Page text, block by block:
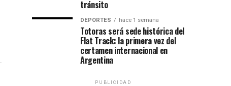
tránsito
DEPORTES hace 1 semana
Totoras será sede histórica del
Flat Track: la primera vez del
certamen internacional en
Argentina
PUBLICIDAD